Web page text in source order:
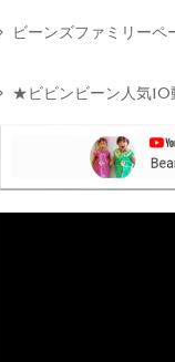
ビーンズファミリーペ
★ビビンビーン人気